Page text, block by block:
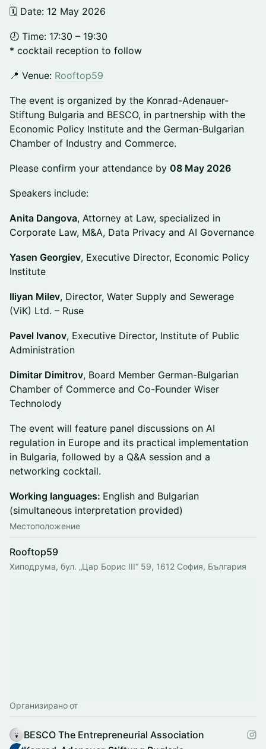
🗓️ Date: 12 May 2026
🕗 Time: 17:30 – 19:30
* cocktail reception to follow
📍 Venue: Rooftop59
The event is organized by the Konrad-Adenauer-
Stiftung Bulgaria and BESCO, in partnership with the
Economic Policy Institute and the German-Bulgarian
Chamber of Industry and Commerce.
Please confirm your attendance by 08 May 2026
Speakers include:
Anita Dangova, Attorney at Law, specialized in
Corporate Law, M&A, Data Privacy and AI Governance
Yasen Georgiev, Executive Director, Economic Policy
Institute
Iliyan Milev, Director, Water Supply and Sewerage
(ViK) Ltd. – Ruse
Pavel Ivanov, Executive Director, Institute of Public
Administration
Dimitar Dimitrov, Board Member German-Bulgarian
Chamber of Commerce and Co-Founder Wiser
Technolody
The event will feature panel discussions on AI
regulation in Europe and its practical implementation
in Bulgaria, followed by a Q&A session and a
networking cocktail.
Working languages: English and Bulgarian
(simultaneous interpretation provided)
Местоположение
Rooftop59
Хиподрума, бул. „Цар Борис III“ 59, 1612 София, България
Организирано от
BESCO The Entrepreneurial Association